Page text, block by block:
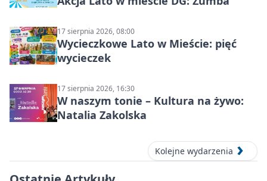
17 sierpnia 2026, 08:00
Wycieczkowe Lato w Mieście: pięć
wycieczek
17 sierpnia 2026, 16:30
W naszym tonie – Kultura na żywo:
Natalia Zakolska
Kolejne wydarzenia